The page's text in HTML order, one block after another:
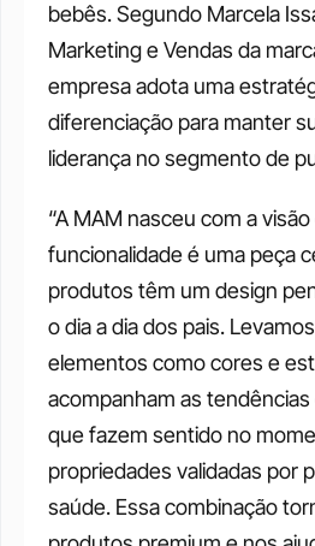
bebês. Segundo Marcela
Marketing e Vendas da
empresa adota uma
diferenciação para manter
liderança no segmento de
“A MAM nasceu com a
funcionalidade é uma peça
produtos têm um design
o dia a dia dos pais.
elementos como cores e
acompanham as
que fazem sentido no
propriedades validadas por
saúde. Essa combinação